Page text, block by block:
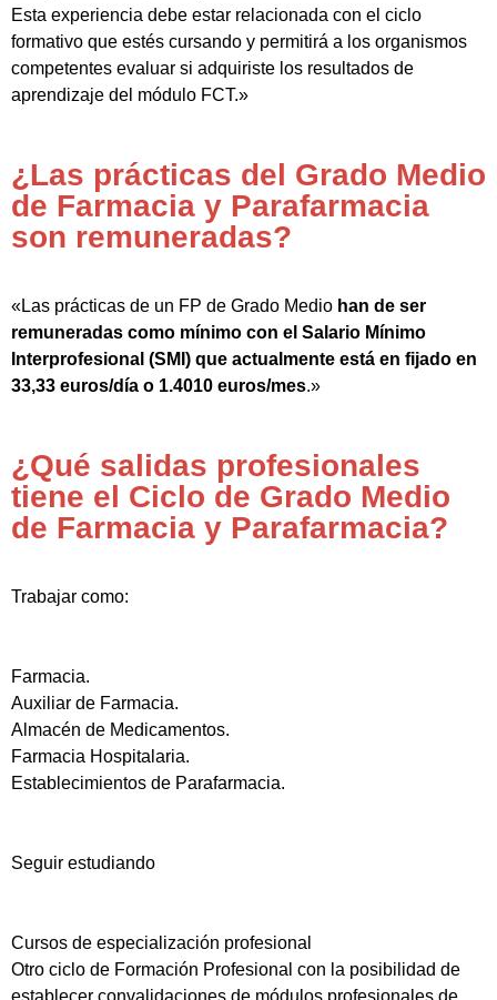
Esta experiencia debe estar relacionada con el ciclo
formativo que estés cursando y permitirá a los organismos
competentes evaluar si adquiriste los resultados de
aprendizaje del módulo FCT.»
¿Las prácticas del Grado Medio
de Farmacia y Parafarmacia
son remuneradas?
«Las prácticas de un FP de Grado Medio han de ser
remuneradas como mínimo con el Salario Mínimo
Interprofesional (SMI) que actualmente está en fijado en
33,33 euros/día o 1.4010 euros/mes.»
¿Qué salidas profesionales
tiene el Ciclo de Grado Medio
de Farmacia y Parafarmacia?
Trabajar como:
Farmacia.
Auxiliar de Farmacia.
Almacén de Medicamentos.
Farmacia Hospitalaria.
Establecimientos de Parafarmacia.
Seguir estudiando
Cursos de especialización profesional
Otro ciclo de Formación Profesional con la posibilidad de